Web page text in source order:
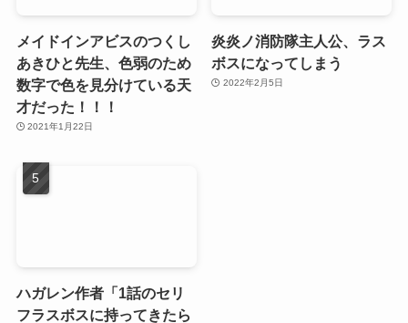
メイドインアビスのつくし
あきひと先生、色弱のため
数字で色を見分けている天
才だった！！！
2021年1月22日
炎炎ノ消防隊主人公、ラス
ボスになってしまう
2022年2月5日
ハガレン作者「1話のセリ
フラスボスに持ってきたら